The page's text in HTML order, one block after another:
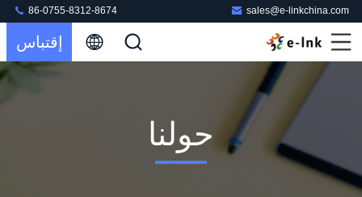
sales@e-linkchina.com
86-0755-8312-8674
إقتباس
حولنا